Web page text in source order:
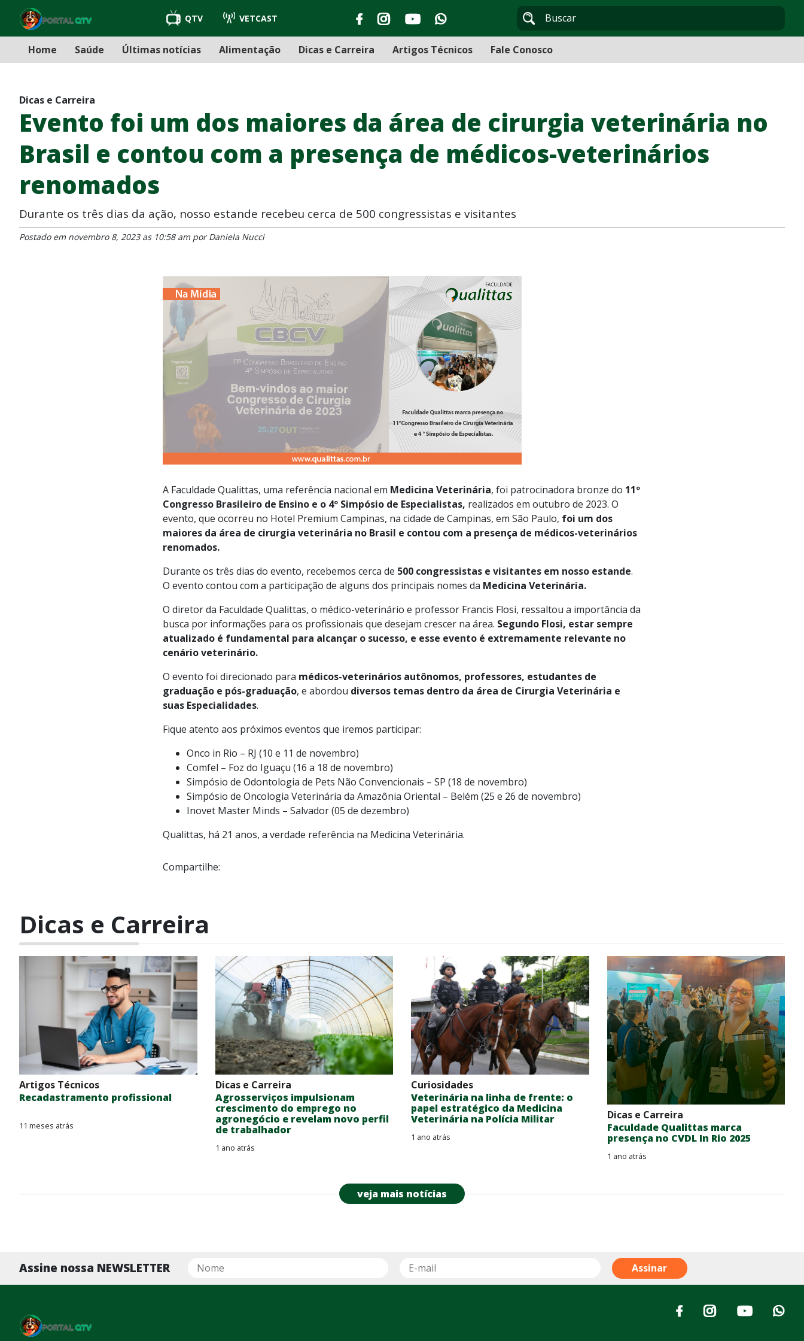
QTV VETCAST
Home Saúde Últimas notícias Alimentação Dicas e Carreira Artigos Técnicos Fale Conosco
Dicas e Carreira
Evento foi um dos maiores da área de cirurgia veterinária no
Brasil e contou com a presença de médicos-veterinários
renomados
Durante os três dias da ação, nosso estande recebeu cerca de 500 congressistas e visitantes
Postado em novembro 8, 2023 as 10:58 am por Daniela Nucci
A Faculdade Qualittas, uma referência nacional em Medicina Veterinária, foi patrocinadora bronze do 11º
Congresso Brasileiro de Ensino e o 4º Simpósio de Especialistas, realizados em outubro de 2023. O
evento, que ocorreu no Hotel Premium Campinas, na cidade de Campinas, em São Paulo, foi um dos
maiores da área de cirurgia veterinária no Brasil e contou com a presença de médicos-veterinários
renomados.
Durante os três dias do evento, recebemos cerca de 500 congressistas e visitantes em nosso estande.
O evento contou com a participação de alguns dos principais nomes da Medicina Veterinária.
O diretor da Faculdade Qualittas, o médico-veterinário e professor Francis Flosi, ressaltou a importância da
busca por informações para os profissionais que desejam crescer na área. Segundo Flosi, estar sempre
atualizado é fundamental para alcançar o sucesso, e esse evento é extremamente relevante no
cenário veterinário.
O evento foi direcionado para médicos-veterinários autônomos, professores, estudantes de
graduação e pós-graduação, e abordou diversos temas dentro da área de Cirurgia Veterinária e
suas Especialidades.
Fique atento aos próximos eventos que iremos participar:
Onco in Rio – RJ (10 e 11 de novembro)
Comfel – Foz do Iguaçu (16 a 18 de novembro)
Simpósio de Odontologia de Pets Não Convencionais – SP (18 de novembro)
Simpósio de Oncologia Veterinária da Amazônia Oriental – Belém (25 e 26 de novembro)
Inovet Master Minds – Salvador (05 de dezembro)
Qualittas, há 21 anos, a verdade referência na Medicina Veterinária.
Compartilhe:
Dicas e Carreira
Artigos Técnicos
Recadastramento profissional
11 meses atrás
Dicas e Carreira
Agrosserviços impulsionam
crescimento do emprego no
agronegócio e revelam novo perfil
de trabalhador
1 ano atrás
Curiosidades
Veterinária na linha de frente: o
papel estratégico da Medicina
Veterinária na Polícia Militar
1 ano atrás
Dicas e Carreira
Faculdade Qualittas marca
presença no CVDL In Rio 2025
1 ano atrás
veja mais notícias
Assine nossa NEWSLETTER